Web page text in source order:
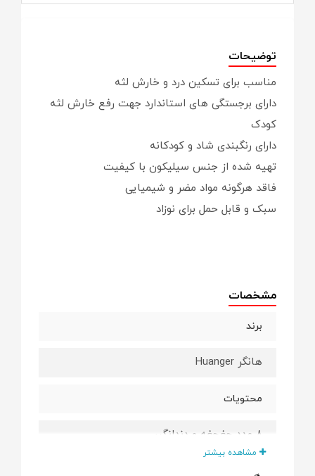
توضیحات
مناسب برای تسکین درد و خارش لثه
دارای برجستگی های استاندارد جهت رفع خارش لثه
کودک
دارای رنگبندی شاد و کودکانه
تهیه شده از جنس سیلیکون با کیفیت
فاقد هرگونه مواد مضر و شیمیایی
سبک و قابل حمل برای نوزاد
مشخصات
برند
هانگر Huanger
محتویات
8 عدد جغجغه و دندانگیر
قابل استفاده
مشاهده بیشتر